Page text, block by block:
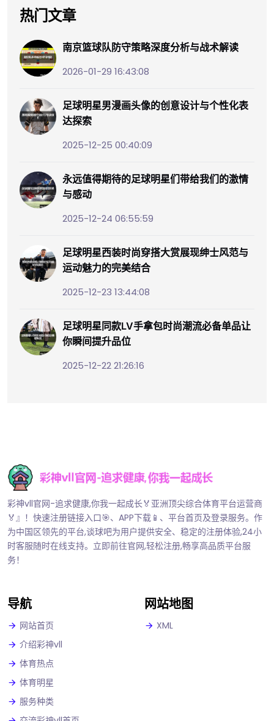
热门文章
南京篮球队防守策略深度分析与战术解读
2026-01-29 16:43:08
足球明星男漫画头像的创意设计与个性化表
达探索
2025-12-25 00:40:09
永远值得期待的足球明星们带给我们的激情
与感动
2025-12-24 06:55:59
足球明星西装时尚穿搭大赏展现绅士风范与
运动魅力的完美结合
2025-12-23 13:44:08
足球明星同款LV手拿包时尚潮流必备单品让
你瞬间提升品位
2025-12-22 21:26:16
彩神vll官网-追求健康,你我一起成长🏅亚洲顶尖综合体育平台运营商
🏅』！快速注册链接入口🎯、APP下载📱、平台首页及登录服务。作
为中国区领先的平台,谈球吧为用户提供安全、稳定的注册体验,24小
时客服随时在线支持。立即前往官网,轻松注册,畅享高品质平台服
务！
导航
网站首页
介绍彩神vll
体育热点
体育明星
服务种类
网站地图
XML